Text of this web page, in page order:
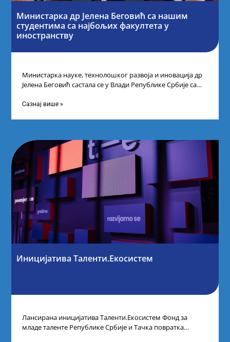
Министарка др Јелена Беговић са нашим
студентима са најбољих факултета у
иностранству
Министарка науке, технолошког развоја и иновација др
Јелена Беговић састала се у Влади Републике Србије са
Сазнај више »
Иницијатива Таленти.Екосистем
Лансирана иницијатива Таленти.Екосистем Фонд за
младе таленте Републике Србије и Тачка повратка